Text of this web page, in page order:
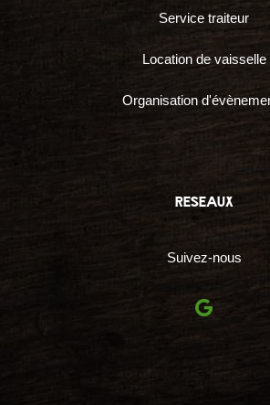
Service traiteur
Location de vaisselle
Organisation
reseaux
Suivez-nous